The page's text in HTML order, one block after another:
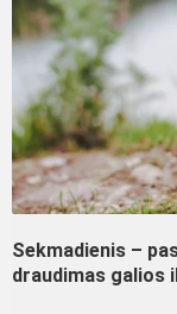
Sekmadienis –
draudimas galios